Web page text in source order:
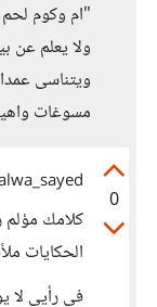
"ام وكوم
ولا يعلم عن
ويتناسى
مسوغات
0
كلامك مؤلم
الحكايات
في رأيي لا